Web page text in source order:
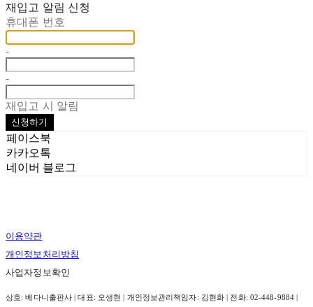
재입고 알림 신청
휴대폰 번호
-
-
재입고 시 알림
신청하기
페이스북
카카오톡
네이버 블로그
이용약관
개인정보처리방침
사업자정보확인
상호: 베다니출판사 | 대표: 오생현 | 개인정보관리책임자: 김현화 | 전화: 02-448-9884 |